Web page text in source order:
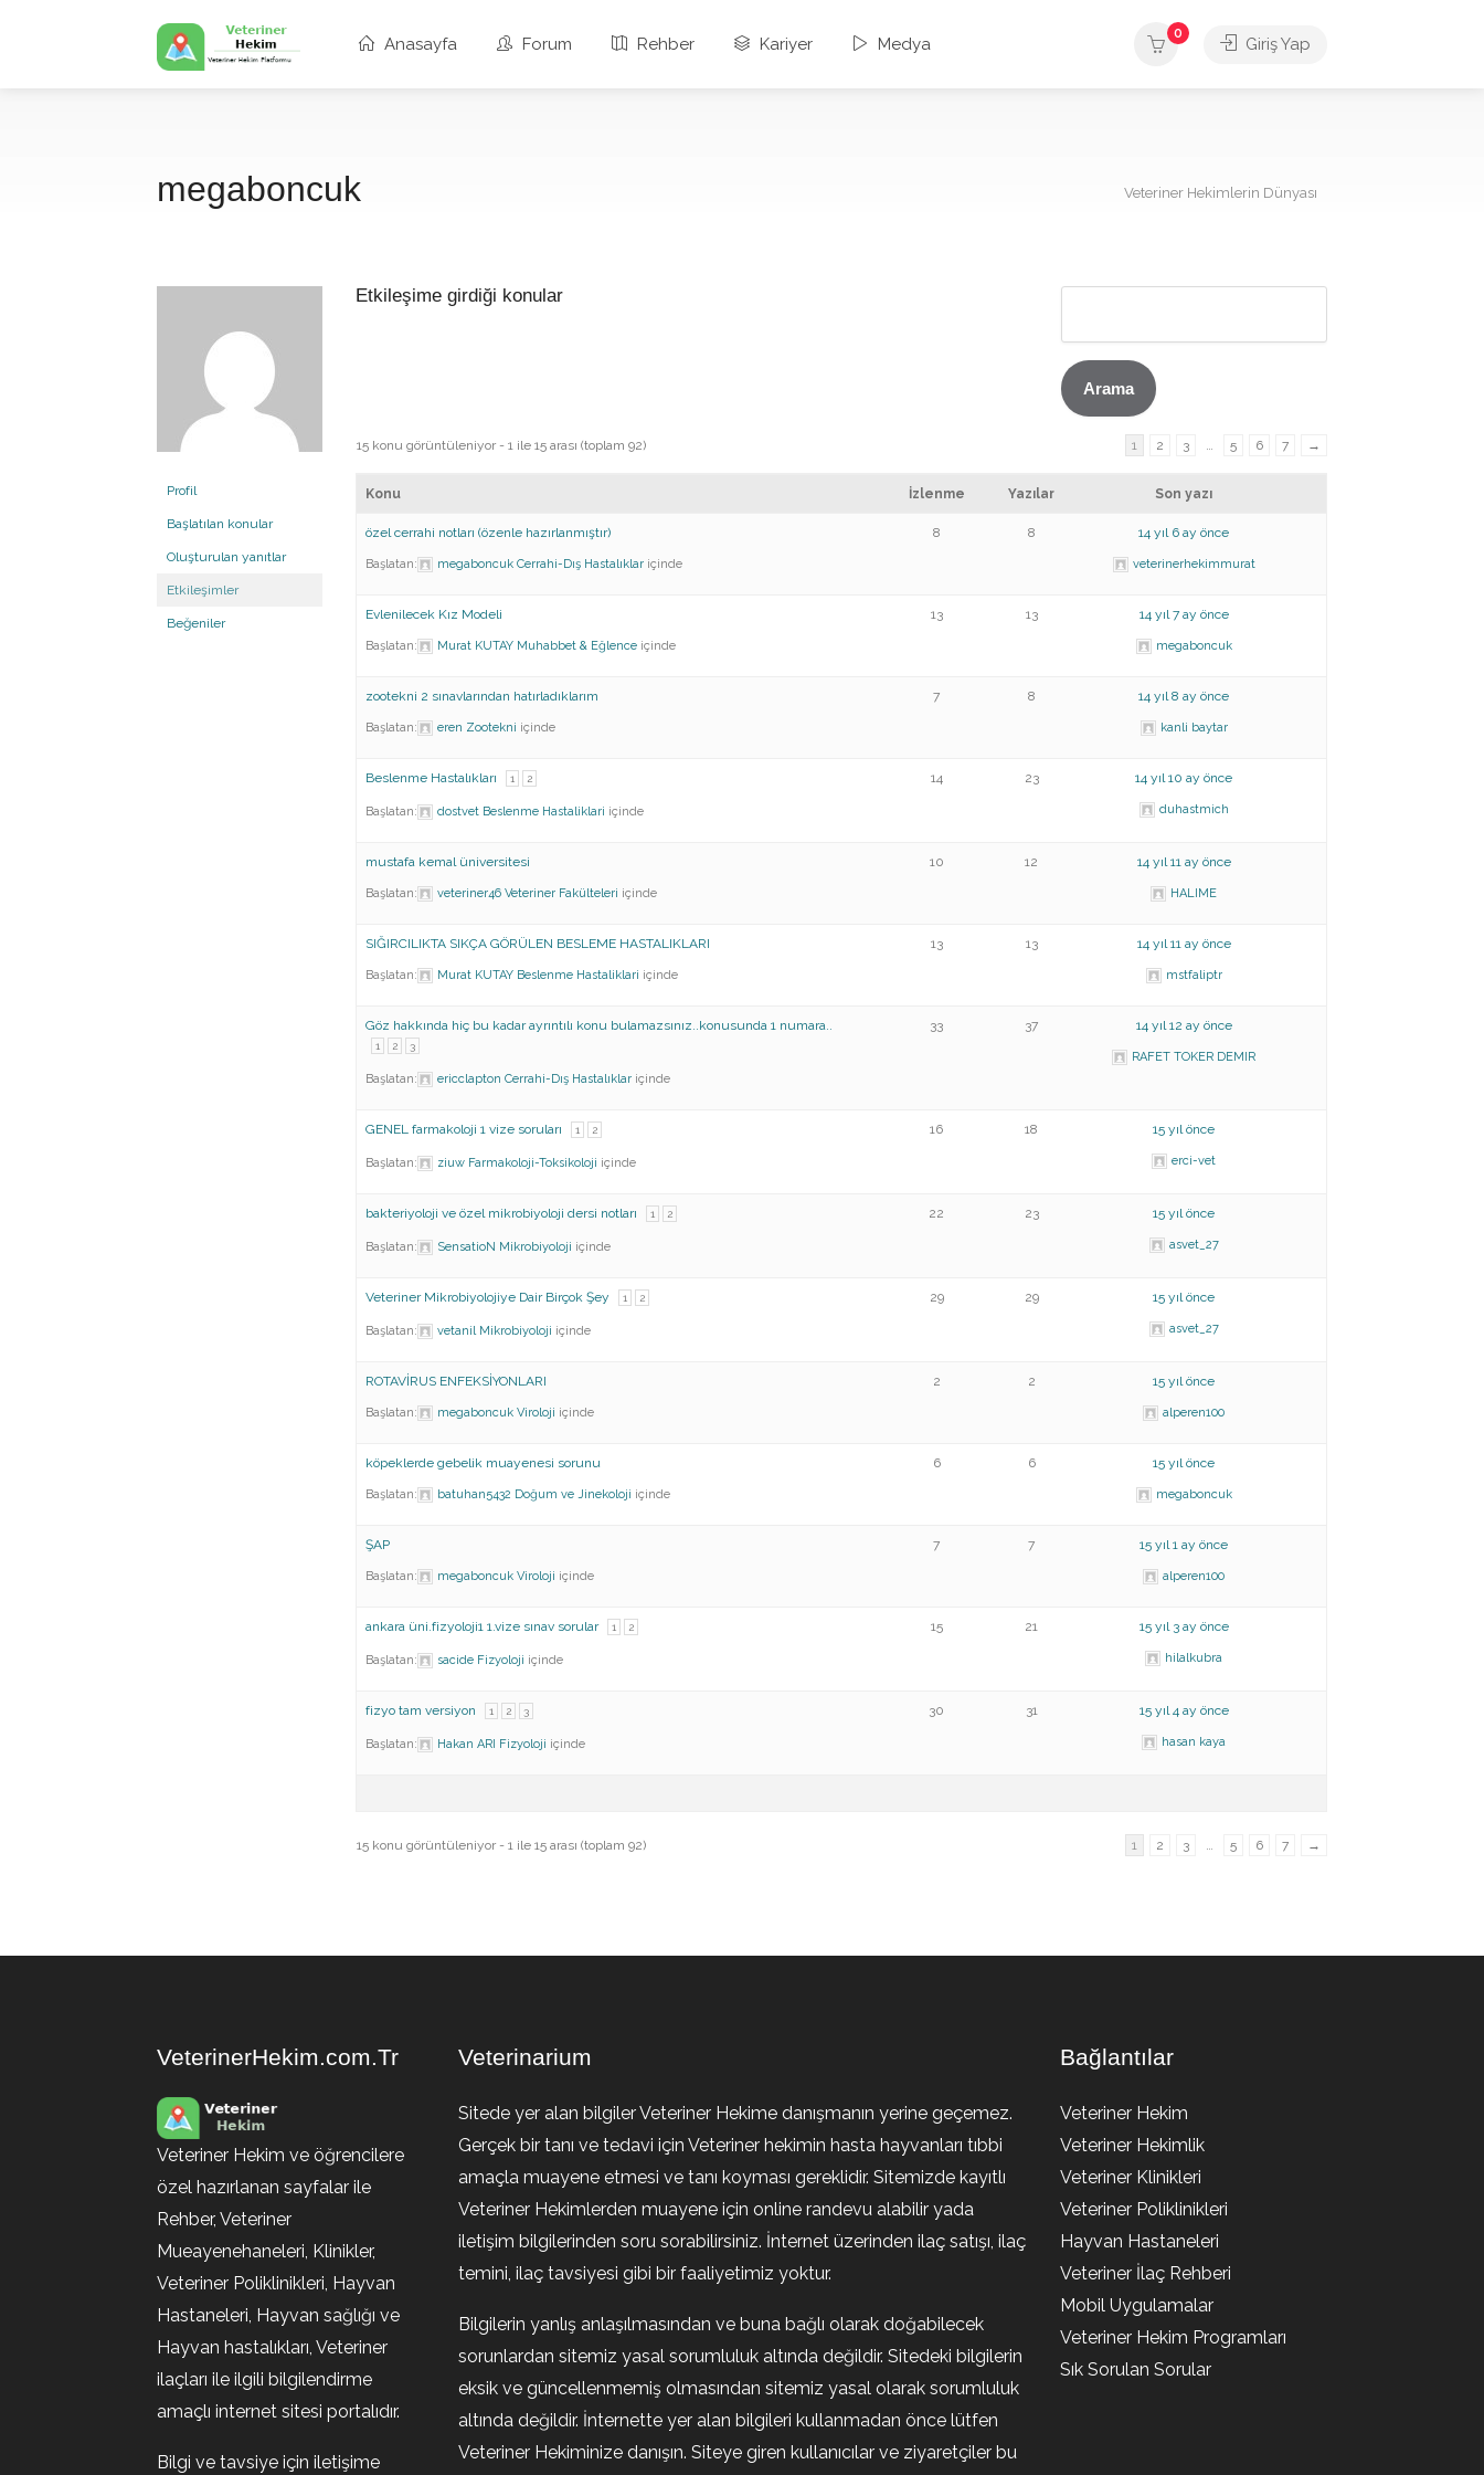
Anasayfa Forum Rehber Kariyer Medya
0
Giriş Yap
megaboncuk Veteriner Hekimlerin Dünyası
Profil
Başlatılan konular
Oluşturulan yanıtlar
Etkileşimler
Beğeniler
Etkileşime girdiği konular
15 konu görüntüleniyor - 1 ile 15 arası (toplam 92) 1 2 3 … 5 6 7 →
Konu İzlenme Yazılar Son yazı
özel cerrahi notları (özenle hazırlanmıştır)
Başlatan: megaboncuk Cerrahi-Dış Hastalıklar içinde
8 8 14 yıl 6 ay önce
veterinerhekimmurat
Evlenilecek Kız Modeli
Başlatan: Murat KUTAY Muhabbet & Eğlence içinde
13 13 14 yıl 7 ay önce
megaboncuk
zootekni 2 sınavlarından hatırladıklarım
Başlatan: eren Zootekni içinde
7 8 14 yıl 8 ay önce
kanli baytar
Beslenme Hastalıkları 1 2
Başlatan: dostvet Beslenme Hastaliklari içinde
14 23 14 yıl 10 ay önce
duhastmich
mustafa kemal üniversitesi
Başlatan: veteriner46 Veteriner Fakülteleri içinde
10 12 14 yıl 11 ay önce
HALIME
SIĞIRCILIKTA SIKÇA GÖRÜLEN BESLEME HASTALIKLARI
Başlatan: Murat KUTAY Beslenme Hastaliklari içinde
13 13 14 yıl 11 ay önce
mstfaliptr
Göz hakkında hiç bu kadar ayrıntılı konu bulamazsınız..konusunda 1 numara..
1 2 3
Başlatan: ericclapton Cerrahi-Dış Hastalıklar içinde
33 37 14 yıl 12 ay önce
RAFET TOKER DEMIR
GENEL farmakoloji 1 vize soruları 1 2
Başlatan: ziuw Farmakoloji-Toksikoloji içinde
16 18 15 yıl önce
erci-vet
bakteriyoloji ve özel mikrobiyoloji dersi notları 1 2
Başlatan: SensatioN Mikrobiyoloji içinde
22 23 15 yıl önce
asvet_27
Veteriner Mikrobiyolojiye Dair Birçok Şey 1 2
Başlatan: vetanil Mikrobiyoloji içinde
29 29 15 yıl önce
asvet_27
ROTAVİRUS ENFEKSİYONLARI
Başlatan: megaboncuk Viroloji içinde
2 2 15 yıl önce
alperen100
köpeklerde gebelik muayenesi sorunu
Başlatan: batuhan5432 Doğum ve Jinekoloji içinde
6 6 15 yıl önce
megaboncuk
ŞAP
Başlatan: megaboncuk Viroloji içinde
7 7 15 yıl 1 ay önce
alperen100
ankara üni.fizyoloji1 1.vize sınav sorular 1 2
Başlatan: sacide Fizyoloji içinde
15 21 15 yıl 3 ay önce
hilalkubra
fizyo tam versiyon 1 2 3
Başlatan: Hakan ARI Fizyoloji içinde
30 31 15 yıl 4 ay önce
hasan kaya
15 konu görüntüleniyor - 1 ile 15 arası (toplam 92) 1 2 3 … 5 6 7 →
VeterinerHekim.com.Tr
Veteriner Hekim ve öğrencilere
özel hazırlanan sayfalar ile
Rehber, Veteriner
Mueayenehaneleri, Klinikler,
Veteriner Poliklinikleri, Hayvan
Hastaneleri, Hayvan sağlığı ve
Hayvan hastalıkları, Veteriner
ilaçları ile ilgili bilgilendirme
amaçlı internet sitesi portalıdır.
Bilgi ve tavsiye için iletişime
Veterinarium
Sitede yer alan bilgiler Veteriner Hekime danışmanın yerine geçemez.
Gerçek bir tanı ve tedavi için Veteriner hekimin hasta hayvanları tıbbi
amaçla muayene etmesi ve tanı koyması gereklidir. Sitemizde kayıtlı
Veteriner Hekimlerden muayene için online randevu alabilir yada
iletişim bilgilerinden soru sorabilirsiniz. İnternet üzerinden ilaç satışı, ilaç
temini, ilaç tavsiyesi gibi bir faaliyetimiz yoktur.
Bilgilerin yanlış anlaşılmasından ve buna bağlı olarak doğabilecek
sorunlardan sitemiz yasal sorumluluk altında değildir. Sitedeki bilgilerin
eksik ve güncellenmemiş olmasından sitemiz yasal olarak sorumluluk
altında değildir. İnternette yer alan bilgileri kullanmadan önce lütfen
Veteriner Hekiminize danışın. Siteye giren kullanıcılar ve ziyaretçiler bu
Bağlantılar
Veteriner Hekim
Veteriner Hekimlik
Veteriner Klinikleri
Veteriner Poliklinikleri
Hayvan Hastaneleri
Veteriner İlaç Rehberi
Mobil Uygulamalar
Veteriner Hekim Programları
Sık Sorulan Sorular